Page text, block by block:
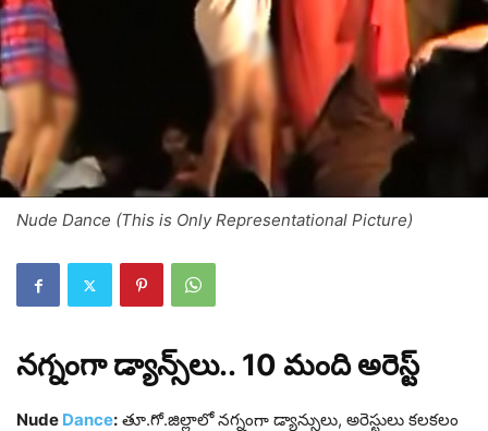
Nude Dance (This is Only Representational Picture)
నగ్నంగా డ్యాన్స్‌లు.. 10 మంది అరెస్ట్‌
Nude Dance: తూ.గో.జిల్లాలో నగ్నంగా డ్యాన్సులు, అరెస్టులు కలకలం